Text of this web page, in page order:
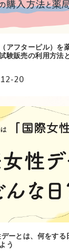
アフターピル）を
験販売の利用方法
20
ーとは、何をする
う